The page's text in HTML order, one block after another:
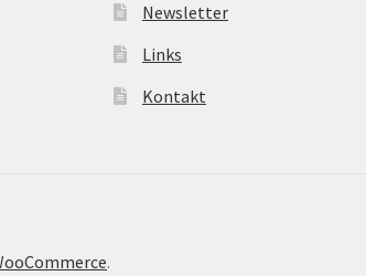
Newsletter
Links
Kontakt
.